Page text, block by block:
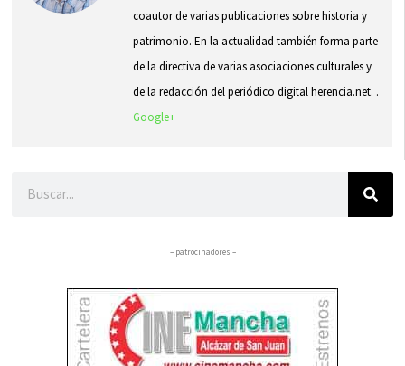
coautor de varias publicaciones sobre historia y
patrimonio. En la actualidad también forma parte
de la directiva de varias asociaciones culturales y
de la redacción del periódico digital herencia.net. .
Google+
– patrocinadores –